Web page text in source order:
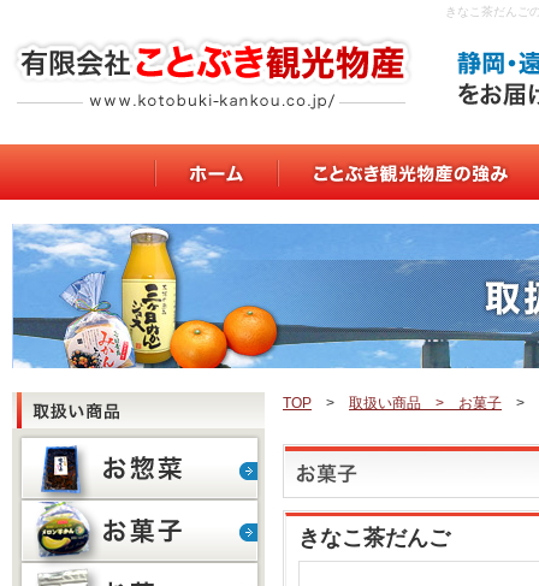
きなこ茶だんご
TOP > 取扱い商品 > お菓子 >
きなこ茶だんご